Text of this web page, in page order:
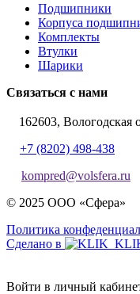
Подшипники
Корпуса
Комплекты
Втулки
Шарики
Связаться с нами
162603, Вологодская
+7 (8202) 498-438
kompred@volsfera.ru
© 2025 ООО «Сфера»
Политика
Сделано в
Войти в личный